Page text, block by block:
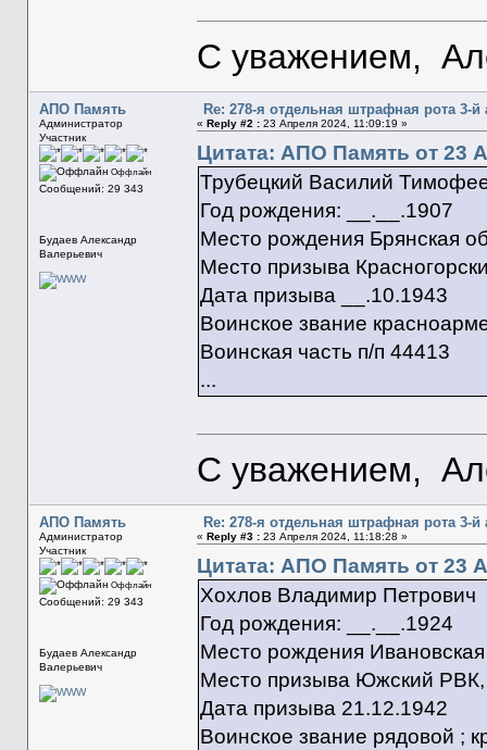
С уважением,
АПО Память
Администратор
Участник
Оффлайн
Сообщений: 29 343
Будаев Александр
Валерьевич
Re: 278-я отдельная штрафная рота 3-
« Reply #2 :23 Апреля 2024, 11:09:19 »
Цитата: АПО Память от 23
Трубецкий Василий
Год рождения: __.__.1907
Место рождения Брянская
Место призыва
Дата призыва __.10.1943
Воинское звание
Воинская часть п/п 44413
...
С уважением,
АПО Память
Администратор
Участник
Оффлайн
Сообщений: 29 343
Будаев Александр
Валерьевич
Re: 278-я отдельная штрафная рота 3-
« Reply #3 :23 Апреля 2024, 11:18:28 »
Цитата: АПО Память от 23
Хохлов Владимир Петрович
Год рождения: __.__.1924
Место рождения
Место призыва Южский
Дата призыва 21.12.1942
Воинское звание рядовой ;